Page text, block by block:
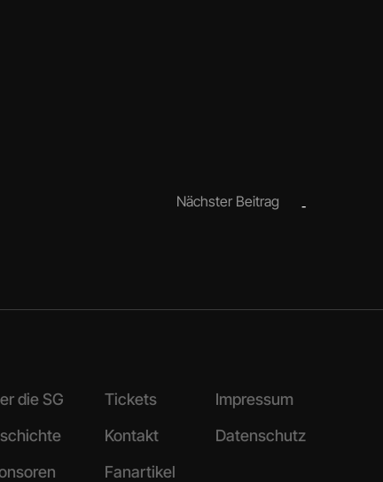
Nächster Beitrag -
die SG
Tickets
Kontakt
Fanartikel
Impressum
Datenschutz